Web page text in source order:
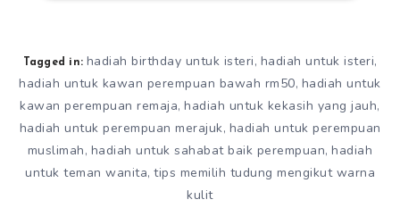
Tagged in: hadiah birthday untuk isteri, hadiah untuk isteri,
hadiah untuk kawan perempuan bawah rm50, hadiah untuk
kawan perempuan remaja,hadiah untuk kekasih yang jauh,
hadiah untuk perempuan merajuk, hadiah untuk perempuan
muslimah, hadiah untuk sahabat baik perempuan,hadiah
untuk teman wanita, tips memilih tudung mengikut warna
kulit